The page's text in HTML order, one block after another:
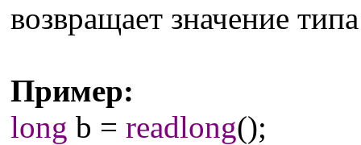
возвращает значение
Пример:
long b = readlong();